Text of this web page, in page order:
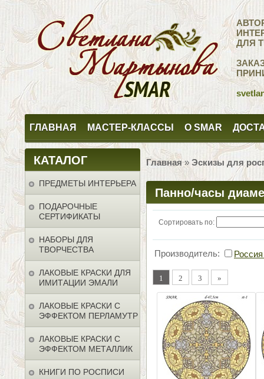
ДЛЯ
ГЛАВНАЯ МАСТЕР-КЛАССЫ О SMAR
КАТАЛОГ
ПРЕДМЕТЫ ИНТЕРЬЕРА
ПОДАРОЧНЫЕ
СЕРТИФИКАТЫ
НАБОРЫ ДЛЯ
ТВОРЧЕСТВА
ЛАКОВЫЕ КРАСКИ ДЛЯ
ИМИТАЦИИ ЭМАЛИ
ЛАКОВЫЕ КРАСКИ С
ЭФФЕКТОМ ПЕРЛАМУТР
ЛАКОВЫЕ КРАСКИ С
ЭФФЕКТОМ МЕТАЛЛИК
КНИГИ ПО РОСПИСИ
Главная» Эскизы для
Панно/часы
Сортировать по:
Производитель:
1 2 3 »